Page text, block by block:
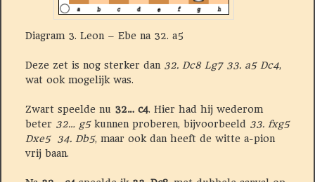
Diagram 3. Leon – Ebe na 32. a5
Deze zet is nog sterker dan 32. Dc8 Lg7 33. a5 Dc4,
wat ook mogelijk was.
Zwart speelde nu 32… c4. Hier had hij wederom
beter 32… g5kunnen proberen, bijvoorbeeld 33. fxg5
Dxe5 34. Db5, maar ook dan heeft de witte a-pion
vrij baan.